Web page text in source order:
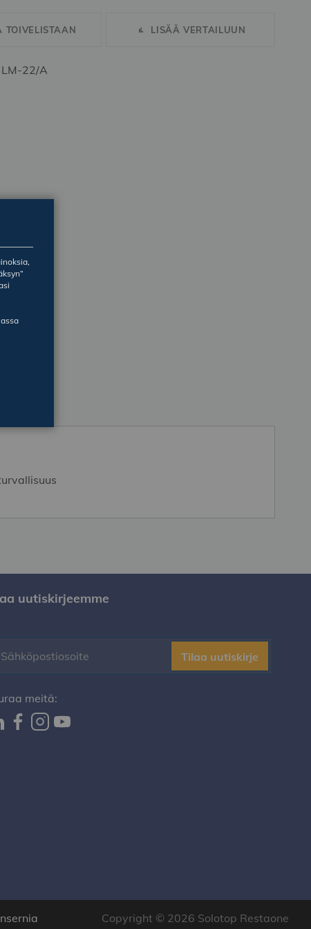
TOIVELISTAAN LISÄÄ VERTAILUUN
22/A
uutiskirjeemme
Tilaa uutiskirje
meitä:
Copyright © 2026 Solotop Restaone